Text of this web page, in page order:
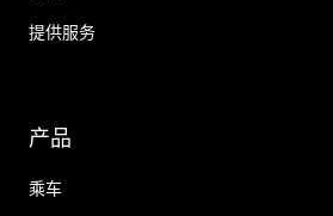
提供服务
产品
乘车